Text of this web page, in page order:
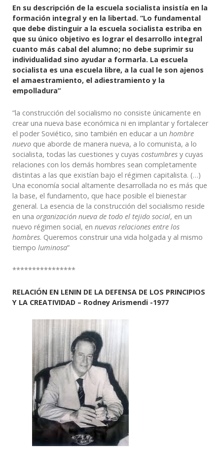
En su descripción de la escuela socialista insistía en la
formación integral y en la libertad. “Lo fundamental
que debe distinguir a la escuela socialista estriba en
que su único objetivo es lograr el desarrollo integral
cuanto más cabal del alumno; no debe suprimir su
individualidad sino ayudar a formarla. La escuela
socialista es una escuela libre, a la cual le son ajenos
el amaestramiento, el adiestramiento y la
empolladura”
”la construcción del socialismo no consiste únicamente en
crear una nueva base económica ni en implantar y fortalecer
el poder Soviético, sino también en educar a un hombre
nuevo que aborde de manera nueva, a lo comunista, a lo
socialista, todas las cuestiones y cuyas costumbres y cuyas
relaciones con los demás hombres sean completamente
distintas a las que existían bajo el régimen capitalista. (…)
Una economía social altamente desarrollada no es más que
la base, el fundamento, que hace posible el bienestar
general. La esencia de la construcción del socialismo reside
en una organización nueva de todo el tejido social, en un
nuevo régimen social, en nuevas relaciones entre los
hombres. Queremos construir una vida holgada y al mismo
tiempo luminosa”
****************
RELACIÓN EN LENIN DE LA DEFENSA DE LOS PRINCIPIOS
Y LA CREATIVIDAD – Rodney Arismendi -1977